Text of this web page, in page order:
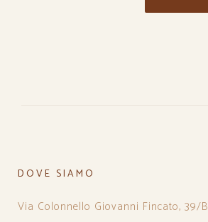
DOVE SIAMO
Via Colonnello Giovanni Fincato, 39/B